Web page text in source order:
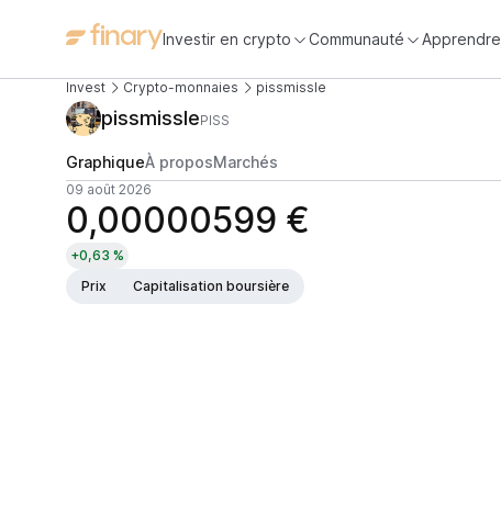
Investir en crypto Communauté Apprendre
Invest Crypto-monnaies pissmissle
pissmisslePISS
GraphiqueÀ proposMarchés
09 août 2026
0,00000599 €
+0,63 %
Prix
Capitalisation boursière